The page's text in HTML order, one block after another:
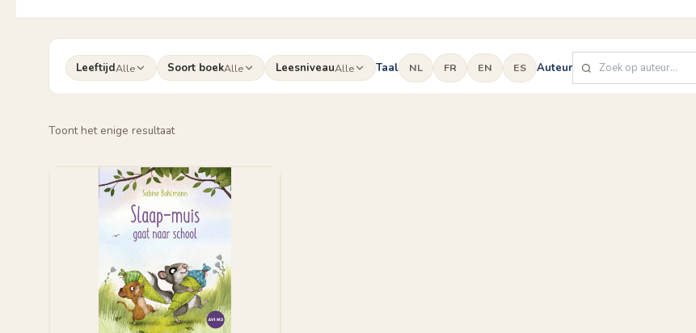
LeeftijdAlle Soort boekAlle LeesniveauAlle Taal NL FR EN ES Auteur
Toont het enige resultaat